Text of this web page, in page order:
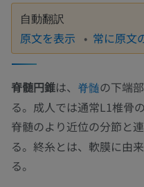
自動翻訳
原文を表示 常に原文
脊髄円錐は、 脊髄の下端
る。成人では通常L1椎骨
脊髄のより近位の分節と
る。終糸とは、軟膜に由
る。